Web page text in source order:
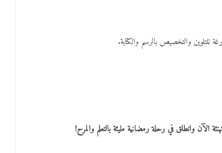
للتلوين والتخصيص بالرسم والكتابة.
الآن وانطلق في رحلة رمضانية مليئة بالتعلم والمرح!